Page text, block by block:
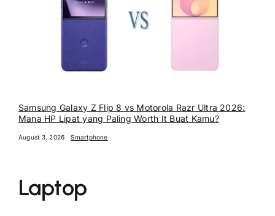
Samsung Galaxy Z Flip 8 vs Motorola Razr Ultra 2026:
Mana HP Lipat yang Paling Worth It Buat Kamu?
August 3, 2026 Smartphone
Laptop